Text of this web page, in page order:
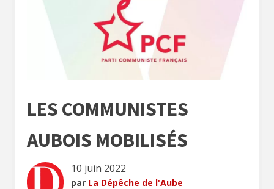
LES COMMUNISTES
AUBOIS MOBILISÉS
10 juin 2022
par La Dépêche de l'Aube